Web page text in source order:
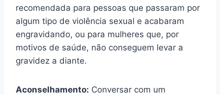
recomendada para pessoas que passaram por
algum tipo de violência sexual e acabaram
engravidando, ou para mulheres que, por
motivos de saúde, não conseguem levar a
gravidez a diante.
Aconselhamento: Conversar com um